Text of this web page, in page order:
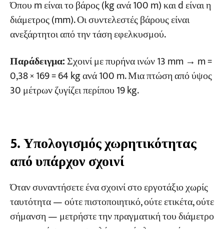
Όπου m είναι το βάρος (kg ανά 100 m) και d είναι η
διάμετρος (mm). Οι συντελεστές βάρους είναι
ανεξάρτητοι από την τάση εφελκυσμού.
Παράδειγμα:Σχοινί με πυρήνα ινών 13 mm → m =
0,38 × 169 = 64 kg ανά 100 m. Μια πτώση από ύψος
30 μέτρων ζυγίζει περίπου 19 kg.
5. Υπολογισμός χωρητικότητας
από υπάρχον σχοινί
Όταν συναντήσετε ένα σχοινί στο εργοτάξιο χωρίς
ταυτότητα — ούτε πιστοποιητικό, ούτε ετικέτα, ούτε
σήμανση — μετρήστε την πραγματική του διάμετρο